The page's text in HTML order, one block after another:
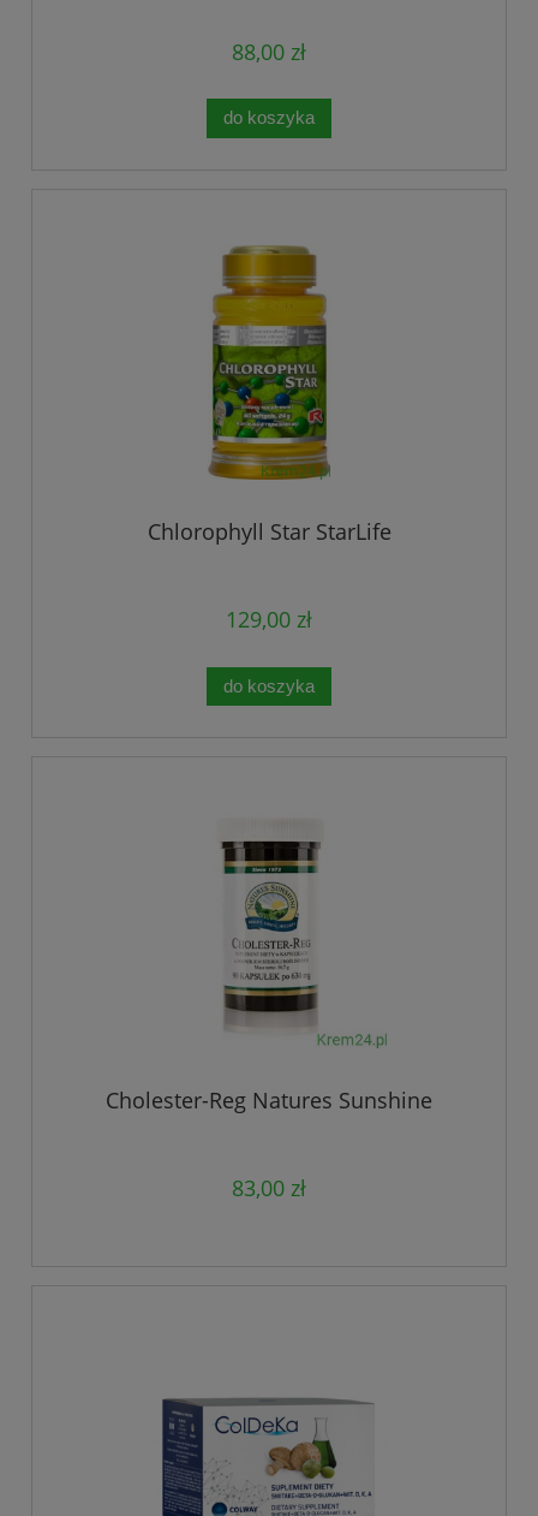
88,00 zł
do koszyka
Chlorophyll Star StarLife
129,00 zł
do koszyka
Cholester-Reg Natures Sunshine
83,00 zł